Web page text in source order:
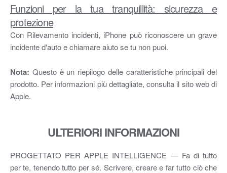
Funzioni per la tua tranquillità: sicurezza e
protezione
Con Rilevamento incidenti, iPhone può riconoscere un grave
incidente d'auto e chiamare aiuto se tu non puoi.
Nota: Questo è un riepilogo delle caratteristiche principali del
prodotto. Per informazioni più dettagliate, consulta il sito web di
Apple.
ULTERIORI INFORMAZIONI
PROGETTATO PER APPLE INTELLIGENCE — Fa di tutto
per te, tenendo tutto per sé. Scrivere, creare e far tutto ciò che